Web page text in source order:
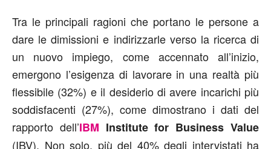
Tra le principali ragioni che portano le persone a
dare le dimissioni e indirizzarle verso la ricerca di
un nuovo impiego, come accennato all’inizio,
emergono l’esigenza di lavorare in una realtà più
flessibile (32%) e il desiderio di avere incarichi più
soddisfacenti (27%), come dimostrano i dati del
rapporto dell’IBM Institute for Business Value
(IBV). Non solo, più del 40% degli intervistati ha